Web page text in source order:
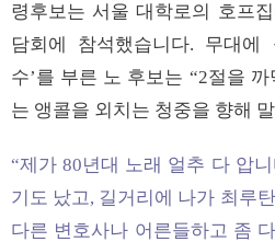
령후보는 서울 대학로의 호프
담회에 참석했습니다. 무대
수’를 부른 노 후보는 “2절을
는 앵콜을 외치는 청중을 향해
“제가 80년대 노래 얼추 다 압
기도 났고, 길거리에 나가 최루
다른 변호사나 어른들하고 좀